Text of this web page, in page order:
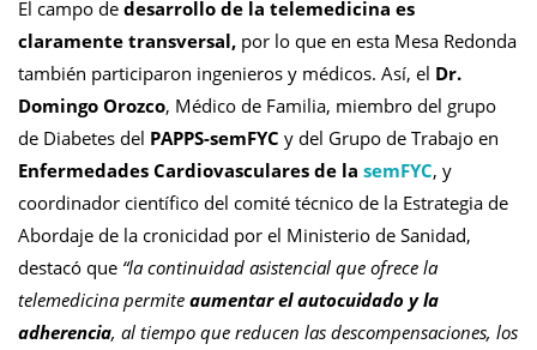
El campo de desarrollo de la telemedicina es
claramente transversal, por lo que en esta Mesa Redonda
también participaron ingenieros y médicos. Así, el Dr.
Domingo Orozco, Médico de Familia, miembro del grupo
de Diabetes del PAPPS-semFYC y del Grupo de Trabajo en
Enfermedades Cardiovasculares de la semFYC, y
coordinador científico del comité técnico de la Estrategia de
Abordaje de la cronicidad por el Ministerio de Sanidad,
destacó que “la continuidad asistencial que ofrece la
telemedicina permite aumentar el autocuidado y la
adherencia, al tiempo que reducen las descompensaciones, los